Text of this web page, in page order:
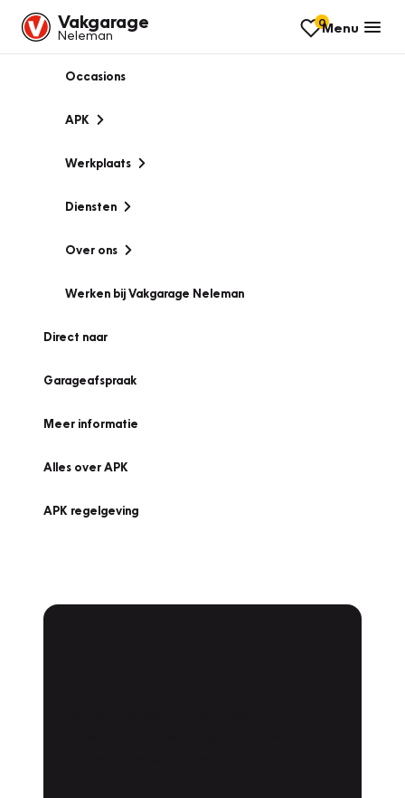
Vakgarage
Neleman
0Menu
Occasions
APK
Werkplaats
Diensten
Over ons
Werken bij Vakgarage Neleman
Direct naar
Garageafspraak
Meer informatie
Alles over APK
APK regelgeving